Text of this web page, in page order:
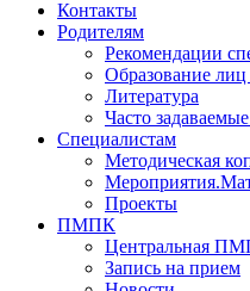
Контакты
Родителям
Рекомендации
Образование
Литература
Часто
Специалистам
Методическая
Проекты
ПМПК
Центральная
Запись на прием